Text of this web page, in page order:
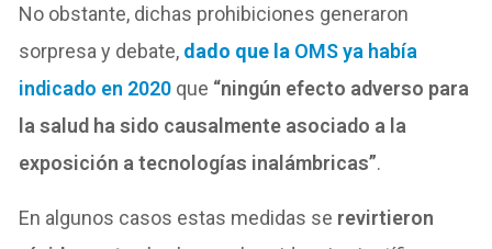
No obstante, dichas prohibiciones generaron
sorpresa y debate, dado que la OMS ya había
indicado en 2020 que “ningún efecto adverso para
la salud ha sido causalmente asociado a la
exposición a tecnologías inalámbricas”.
En algunos casos estas medidas se revirtieron